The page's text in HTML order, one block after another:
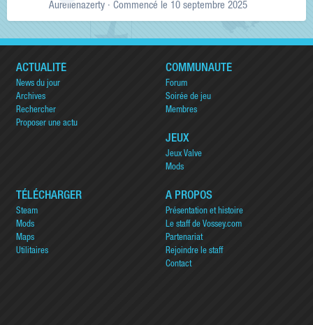
Aurelienazerty · Commencé le 10 septembre 2025
ACTUALITÉ
News du jour
Archives
Rechercher
Proposer une actu
COMMUNAUTÉ
Forum
Soirée de jeu
Membres
JEUX
Jeux Valve
Mods
TÉLÉCHARGER
Steam
Mods
Maps
Utilitaires
A PROPOS
Présentation et histoire
Le staff de Vossey.com
Partenariat
Rejoindre le staff
Contact